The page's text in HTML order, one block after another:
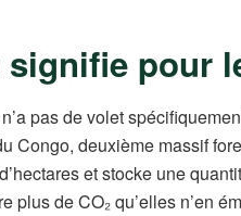
signifie pour
pas de volet
Congo, deuxième massif
et stocke une
plus de CO₂ qu’elles n’en